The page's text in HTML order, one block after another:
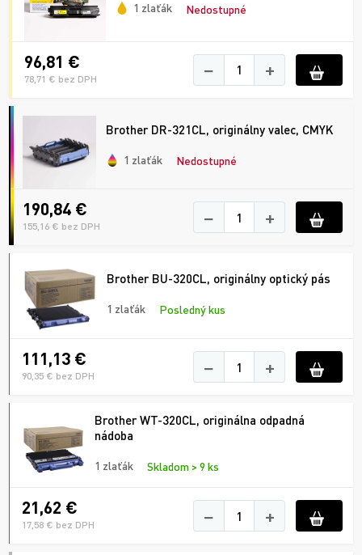
1 zlaťák Nedostupné
96,81 €
78,71 € bez DPH − +
Brother DR-321CL, originálny valec, CMYK
1 zlaťák Nedostupné
190,84 €
155,16 € bez DPH − +
Brother BU-320CL, originálny optický pás
1 zlaťák Posledný kus
111,13 €
90,35 € bez DPH − +
Brother WT-320CL, originálna odpadná
nádoba
1 zlaťák Skladom > 9 ks
21,62 €
17,58 € bez DPH − +